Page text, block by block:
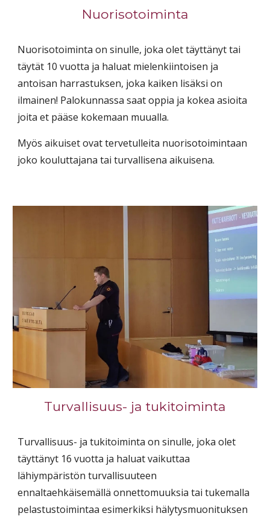
Nuorisotoiminta
Nuorisotoiminta on sinulle, joka olet täyttänyt tai
täytät 10 vuotta ja haluat mielenkiintoisen ja
antoisan harrastuksen, joka kaiken lisäksi on
ilmainen! Palokunnassa saat oppia ja kokea asioita
joita et pääse kokemaan muualla.
Myös aikuiset ovat tervetulleita nuorisotoimintaan
joko kouluttajana tai turvallisena aikuisena.
Turvallisuus- ja tukitoiminta
Turvallisuus- ja tukitoiminta on sinulle, joka olet
täyttänyt 16 vuotta ja haluat vaikuttaa
lähiympäristön turvallisuuteen
ennaltaehkäisemällä onnettomuuksia tai tukemalla
pelastustoimintaa esimerkiksi hälytysmuonituksen